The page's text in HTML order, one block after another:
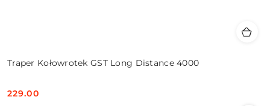
Traper Kołowrotek GST Long Distance 4000
Cena:
229.00